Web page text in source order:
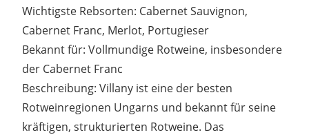
Wichtigste Rebsorten: Cabernet Sauvignon,
Cabernet Franc, Merlot, Portugieser
Bekannt für: Vollmundige Rotweine, insbesondere
der Cabernet Franc
Beschreibung: Villany ist eine der besten
Rotweinregionen Ungarns und bekannt für seine
kräftigen, strukturierten Rotweine. Das